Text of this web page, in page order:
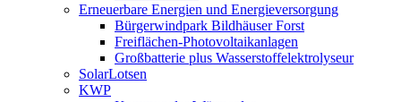
Erneuerbare Energien und Energieversorgung
Bürgerwindpark Bildhäuser Forst
Freiflächen-Photovoltaikanlagen
Großbatterie plus Wasserstoffelektrolyseur
SolarLotsen
KWP